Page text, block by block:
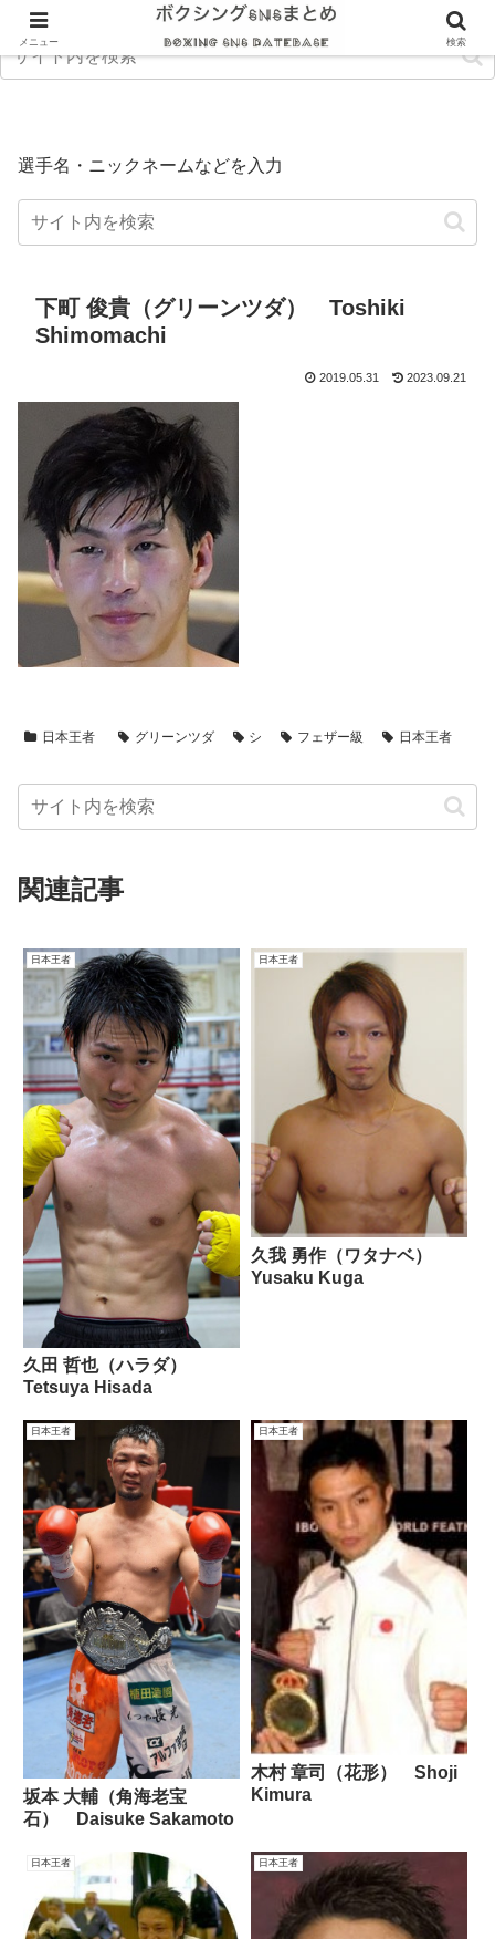
選手名・ニックネームなどを入力
下町 俊貴（グリーンツダ） Toshiki
Shimomachi
2019.05.31 2023.09.21
日本王者 グリーンツダ シ フェザー級 日本王者
関連記事
日本王者
久田 哲也（ハラダ）
Tetsuya Hisada
日本王者
久我 勇作（ワタナベ）
Yusaku Kuga
日本王者
坂本 大輔（角海老宝
石） Daisuke Sakamoto
日本王者
木村 章司（花形） Shoji
Kimura
日本王者 日本王者
メニュー 検索